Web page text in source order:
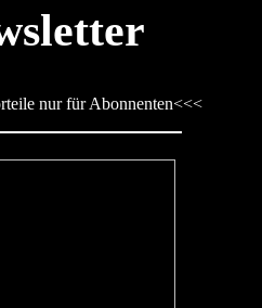
nur für Abonnenten<<<